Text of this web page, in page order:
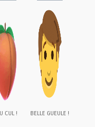
CUL ! BELLE GUEULE !